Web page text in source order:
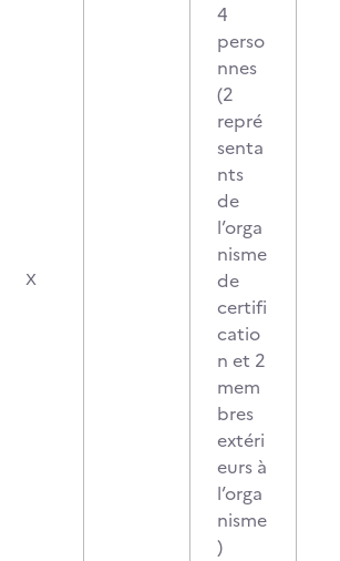
X
4
perso
nnes
(2
repré
senta
nts
de
l’orga
nisme
de
certifi
catio
n et 2
mem
bres
extéri
eurs à
l’orga
nisme
)